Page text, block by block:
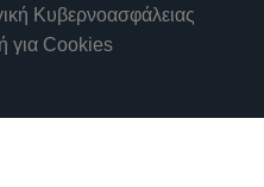
Κυβερνοασφάλειας
για Cookies